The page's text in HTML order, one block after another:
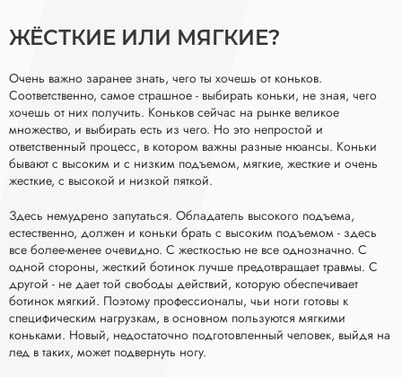
ЖЁСТКИЕ ИЛИ МЯГКИЕ?
Очень важно заранее знать, чего ты хочешь от коньков.
Соответственно, самое страшное - выбирать коньки, не зная, чего
хочешь от них получить. Коньков сейчас на рынке великое
множество, и выбирать есть из чего. Но это непростой и
ответственный процесс, в котором важны разные нюансы. Коньки
бывают с высоким и с низким подъемом, мягкие, жесткие и очень
жесткие, с высокой и низкой пяткой.
Здесь немудрено запутаться. Обладатель высокого подъема,
естественно, должен и коньки брать с высоким подъемом - здесь
все более-менее очевидно. С жесткостью не все однозначно. С
одной стороны, жесткий ботинок лучше предотвращает травмы. С
другой - не дает той свободы действий, которую обеспечивает
ботинок мягкий. Поэтому профессионалы, чьи ноги готовы к
специфическим нагрузкам, в основном пользуются мягкими
коньками. Новый, недостаточно подготовленный человек, выйдя на
лед в таких, может подвернуть ногу.